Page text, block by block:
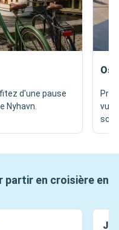
d'une pause
Nyhavn.
vue
partir en croisière en